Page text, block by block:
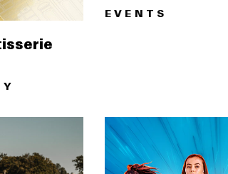
EVENTS